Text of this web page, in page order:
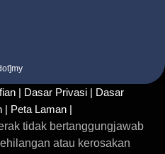
| Dasar Privasi | Dasar
| Peta Laman |
tidak bertanggungjawab
atau kerosakan